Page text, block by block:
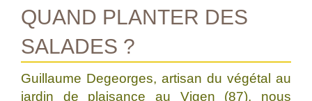
QUAND PLANTER DES
SALADES ?
Guillaume Degeorges, artisan du végétal au
jardin de plaisance au Vigen (87), nous